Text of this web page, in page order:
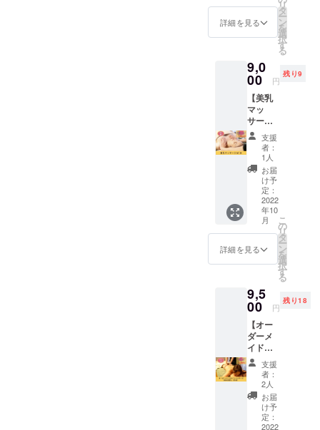
ては遅
れる可
す。 ※
法令に
基づく
医療、
診療行
為では
ござい
ませ
ん。 ※
効果に
は個人
差があ
りま
す。
のうち1
回ご利
す。 ※
日程は
プロ
ジェク
ト終了
後メー
ルにて
調整さ
せてい
ただき
ます。
▼スケ
ジュー
ル 2022
年10月
次開始
予定で
ツーマ
ンのた
め支援
者の数
によっ
ては遅
れる可
能性が
ありま
す。 ※
法令に
基づく
は鳥栖
のお店
月１回
開催し
ていま
す。場
所と日
程が確
定次
第、支
援者様
にご連
絡をさ
せてい
ただき
ます。
＊おお
所要時
間：食
時間 ※
ご安心
いただ
けるよ
う面会
時には
同伴者
をつけ
ます。
また、
公共の
場所で
定で
す。 リ
に八女
市自宅
サロン
になり
ます。
※久留米
市、福
岡市白
金での
施術も
ご相談
頂けま
す。(割
増料金
かかる
場合も
あり) ※
10月か
ら1年間
以内に
なりま
す。 ※
日程は
メール
にて調
整いた
しま
す。 ※
法令に
の全身
のオイ
ルマッ
サージ
価格で
ご提供
しま
す。 あ
なたの
その
時、そ
の日の
状態
や、お
悩みの
元とな
る改善
点を見
つけア
プロー
チする
あなた
だけの
マッ
サージ
です。
通常価
格
12,500
円のと
ころ、
8,000円
で施術
詳細を見る
リ
タ
ー
ン
を
選
択
す
る
9,0
00 円
残り9
【美乳
マッ
サージ
60分】
美乳
マッ
サージ
を受け
られる
権利で
す。 背
中、
肩、
腕、お
腹も含
めた
ル60分
です。
通常価
格
10000
円のと
ころ、
9000円
で施術
が受け
られる
権利で
支援
者：
1人
お届
け予
定：
2022
年10
月
詳細を見る
こ
の
リ
タ
ー
ン
を
選
択
す
る
9,5
00 円
残り18
【オー
ダーメ
イドオ
イル
マッ
サージ
90分お
試し(白
金)】
首、上
支援
者：
2人
お届
け予
定：
2022